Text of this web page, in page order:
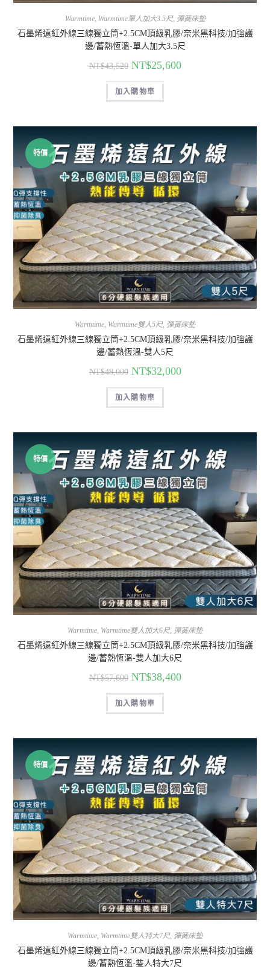
Warmtime, Warmtime單人加大3.5尺, 彈簧床墊
石墨烯遠紅外線三線獨立筒+2.5CM頂級乳膠/奈米黑科技/加強護
邊/蓄熱恆溫-單人加大3.5尺
NT$43,520 NT$25,600
加入購物車
特價
Warmtime Warmtime雙人5尺, 彈簧床墊
石墨烯遠紅外線三線獨立筒+2.5CM頂級乳膠/奈米黑科技/加強護
邊/蓄熱恆溫-雙人5尺
NT$48,000 NT$32,000
加入購物車
特價
Warmtime Warmtime雙人加大6尺, 彈簧床墊
石墨烯遠紅外線三線獨立筒+2.5CM頂級乳膠/奈米黑科技/加強護
邊/蓄熱恆溫-雙人加大6尺
NT$57,600 NT$38,400
加入購物車
特價
Warmtime, Warmtime雙人特大7尺, 彈簧床墊
石墨烯遠紅外線三線獨立筒+2.5CM頂級乳膠/奈米黑科技/加強護
邊/蓄熱恆溫-雙人特大7尺